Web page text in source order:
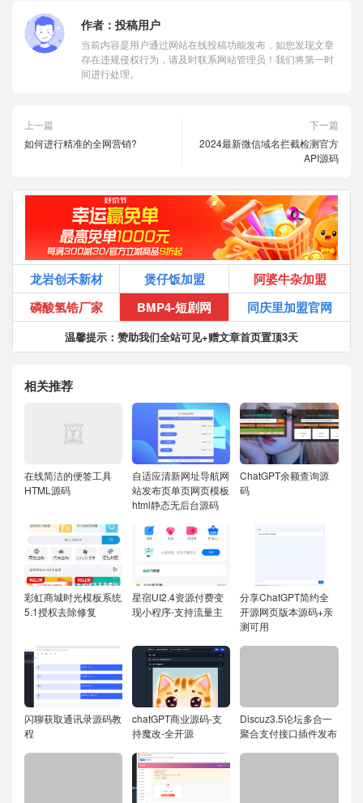
作者： 投稿用户
当前内容是用户通过网站在线投稿功能发布，如您发现文章
存在违规侵权行为，请及时联系网站管理员！我们将第一时
间进行处理。
上一篇
如何进行精准的全网营销?
下一篇
2024最新微信域名拦截检测官方
API源码
龙岩创禾新材 煲仔饭加盟
阿婆牛杂加盟
磷酸氢锆厂家
BMP4-短剧网 同庆里加盟官网
温馨提示：赞助我们全站可见+赠文章首页置顶3天
相关推荐
在线简洁的便签工具
HTML源码
自适应清新网址导航网
站发布页单页网页模板
html静态无后台源码
ChatGPT余额查询源
码
彩虹商城时光模板系统
5.1授权去除修复
星宿UI2.4资源付费变
现小程序-支持流量主
分享ChatGPT简约全
开源网页版本源码+亲
测可用
闪聊获取通讯录源码教
程
chatGPT商业源码-支
持魔改-全开源
Discuz3.5论坛多合一
聚合支付接口插件发布